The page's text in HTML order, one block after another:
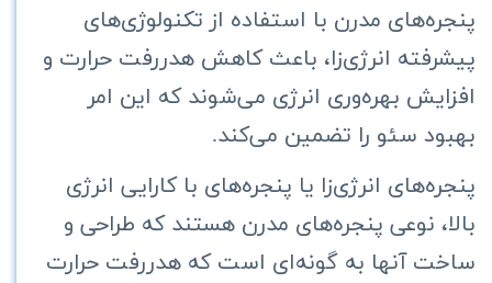
پنجره‌های مدرن با استفاده از تکنولوژی‌های
پیشرفته انرژی‌زا، باعث کاهش هدررفت حرارت و
افزایش بهره‌وری انرژی می‌شوند که این امر
بهبود سئو را تضمین می‌کند.
پنجره‌های انرژی‌زا یا پنجره‌های با کارایی انرژی
بالا، نوعی پنجره‌های مدرن هستند که طراحی و
ساخت آنها به گونه‌ای است که هدررفت حرارت